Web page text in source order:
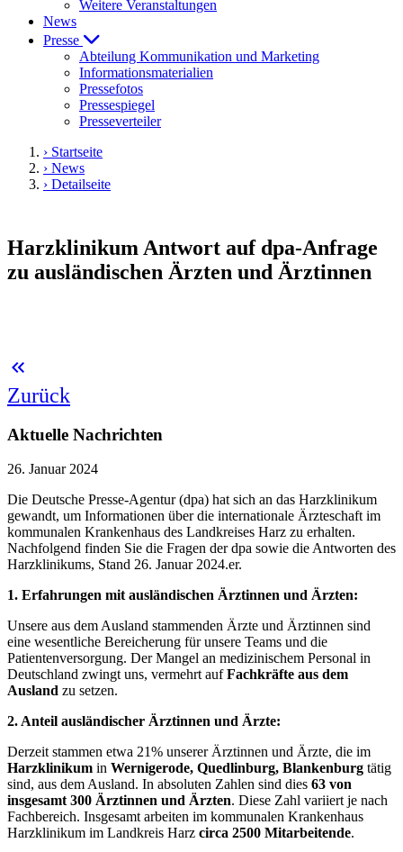
Weitere Veranstaltungen
News
Presse
Abteilung Kommunikation und Marketing
Informationsmaterialien
Pressefotos
Pressespiegel
Presseverteiler
› Startseite
› News
› Detailseite
Harzklinikum Antwort auf dpa-Anfrage
zu ausländischen Ärzten und Ärztinnen
keyboard_double_arrow_left
Zurück
Aktuelle Nachrichten
26. Januar 2024
Die Deutsche Presse-Agentur (dpa) hat sich an das Harzklinikum
gewandt, um Informationen über die internationale Ärzteschaft im
kommunalen Krankenhaus des Landkreises Harz zu erhalten.
Nachfolgend finden Sie die Fragen der dpa sowie die Antworten des
Harzklinikums, Stand 26. Januar 2024.er.
1. Erfahrungen mit ausländischen Ärztinnen und Ärzten:
Unsere aus dem Ausland stammenden Ärzte und Ärztinnen sind
eine wesentliche Bereicherung für unsere Teams und die
Patientenversorgung. Der Mangel an medizinischem Personal in
Deutschland zwingt uns, vermehrt aufFachkräfte aus dem
Ausland zu setzen.
2. Anteil ausländischer Ärztinnen und Ärzte:
Derzeit stammen etwa 21% unserer Ärztinnen und Ärzte, die im
Harzklinikum in Wernigerode, Quedlinburg, Blankenburg tätig
sind, aus dem Ausland. In absoluten Zahlen sind dies 63 von
insgesamt 300 Ärztinnen und Ärzten. Diese Zahl variiert je nach
Fachbereich. Insgesamt arbeiten im kommunalen Krankenhaus
Harzklinikum im Landkreis Harz circa 2500 Mitarbeitende.